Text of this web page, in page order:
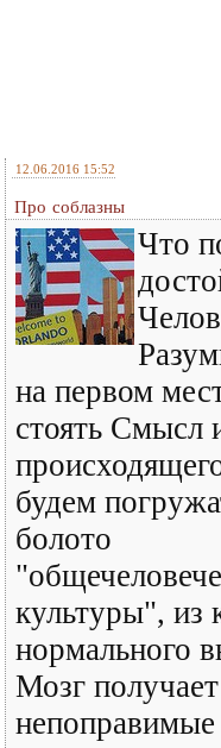
12.06.2016 15:52
Про соблазны
Что
на первом
стоять Смысл
будем
болото
культуры", из
нормального
Мозг получает
непоправимые